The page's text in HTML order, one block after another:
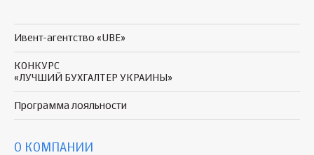
Ивент-агентство «UBE»
КОНКУРС
«ЛУЧШИЙ БУХГАЛТЕР УКРАИНЫ»
Программа лояльности
О КОМПАНИИ